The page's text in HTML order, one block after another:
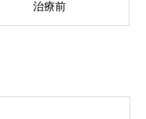
心】
治療前